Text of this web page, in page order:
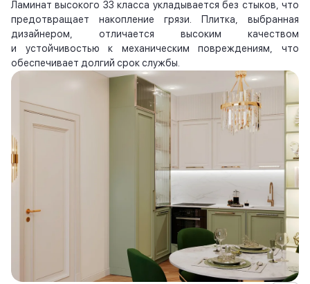
Ламинат высокого 33 класса укладывается без стыков, что
предотвращает накопление грязи. Плитка, выбранная
дизайнером, отличается высоким качеством
и устойчивостью к механическим повреждениям, что
обеспечивает долгий срок службы.